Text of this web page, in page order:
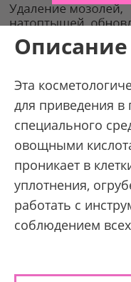
Описание
Эта
для приведения
специального
овощными
проникает в
уплотнения,
работать с
соблюдением